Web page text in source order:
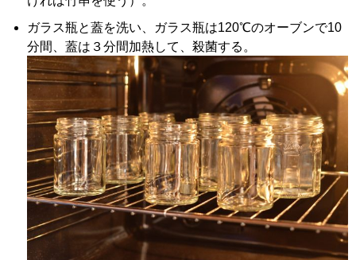
ガラス瓶と蓋を洗い、ガラス瓶は120℃のオーブンで10
分間、蓋は３分間加熱して、殺菌する。